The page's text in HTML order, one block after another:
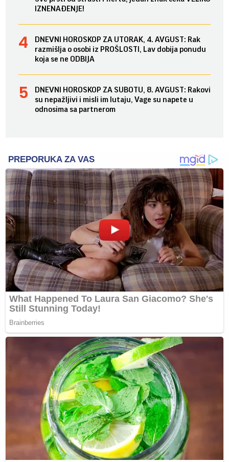
IZNENAĐENJE!
DNEVNI HOROSKOP ZA UTORAK, 4. AVGUST: Rak
razmišlja o osobi iz PROŠLOSTI, Lav dobija ponudu
koja se ne ODBIJA
DNEVNI HOROSKOP ZA SUBOTU, 8. AVGUST: Rakovi
su nepažljivi i misli im lutaju, Vage su napete u
odnosima sa partnerom